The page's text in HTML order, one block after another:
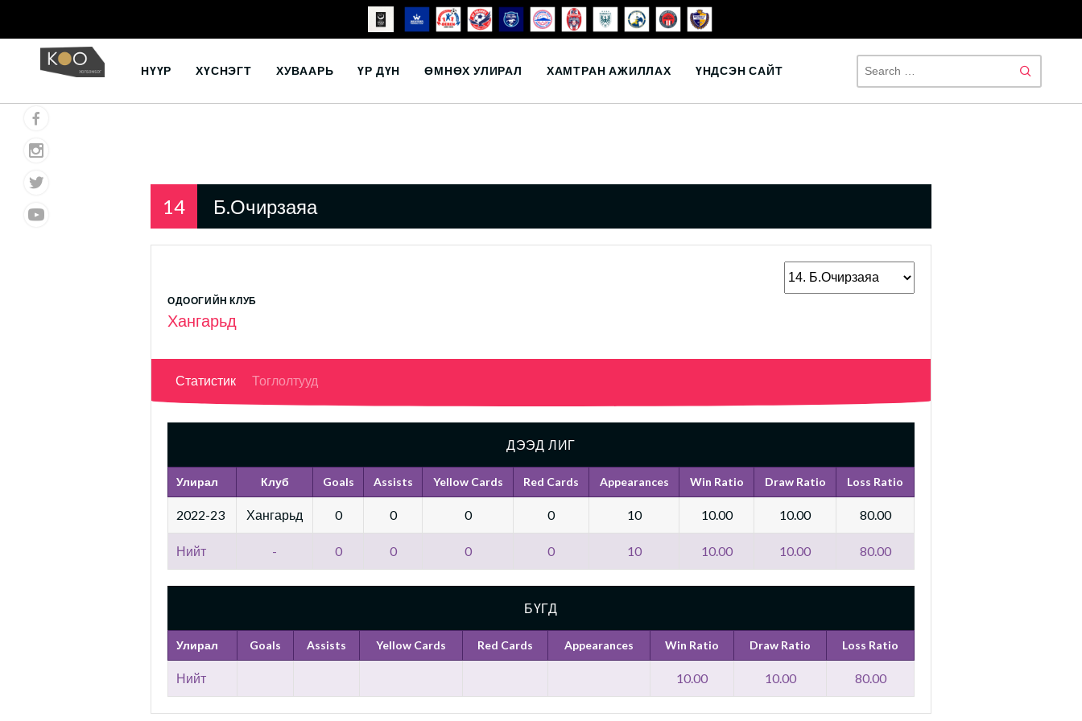
НҮҮР ХҮСНЭГТ ХУВААРЬ ҮР ДҮН ӨМНӨХ УЛИРАЛ ХАМТРАН АЖИЛЛАХ ҮНДСЭН САЙТ
14 Б.Очирзаяа
ОДООГИЙН КЛУБ
Хангарьд
Статистик Тоглолтууд
ДЭЭД ЛИГ
Улирал Клуб Goals Assists Yellow Cards Red Cards Appearances Win Ratio Draw Ratio Loss Ratio
2022-23 Хангарьд 0 0 0 0 10 10.00 10.00 80.00
Нийт - 0 0 0 0 10 10.00 10.00 80.00
БҮГД
Улирал Goals Assists Yellow Cards Red Cards Appearances Win Ratio Draw Ratio Loss Ratio
Нийт 10.00 10.00 80.00